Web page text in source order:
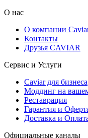
О нас
О компании
Контакты
Друзья CAVIAR
Сервис и Услуги
Caviar для бизнеса
Моддинг на
Реставрация
Гарантия и
Доставка и
Официальные каналы